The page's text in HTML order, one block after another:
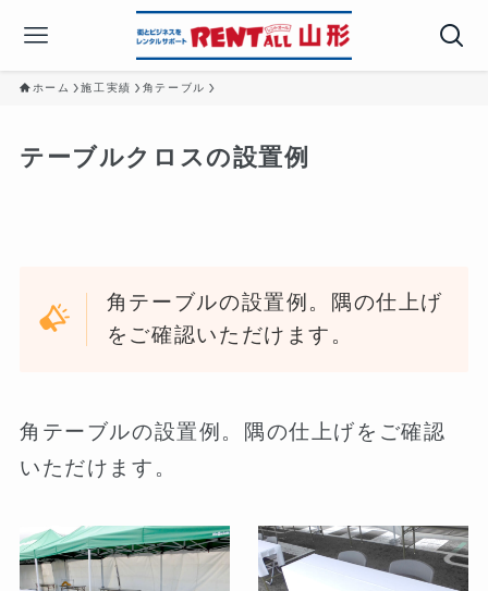
ホーム 施工実績 角テーブル
テーブルクロスの設置例
角テーブルの設置例。隅の仕上げ
をご確認いただけます。
角テーブルの設置例。隅の仕上げをご確認
いただけます。